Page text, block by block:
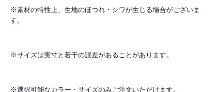
※素材の特性上、生地のほつれ・シワが生じる場合がございま
す。
※サイズは実寸と若干の誤差があることがあります。
※選択可能なカラー・サイズのみご注文いただけます。